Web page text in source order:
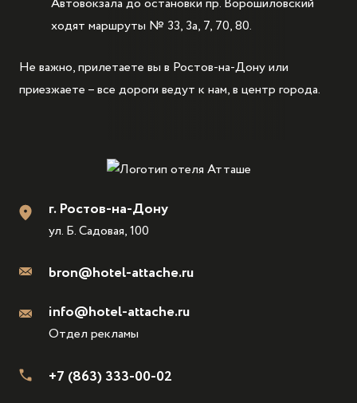
Автовокзала до остановки пр. Ворошиловский
ходят маршруты № 33, 3а, 7, 70, 80.
Не важно, прилетаете вы в Ростов-на-Дону или
приезжаете – все дороги ведут к нам, в центр города.
г. Ростов-на-Дону
ул. Б. Садовая, 100
bron@hotel-attache.ru
info@hotel-attache.ru
Отдел рекламы
+7 (863) 333-00-02